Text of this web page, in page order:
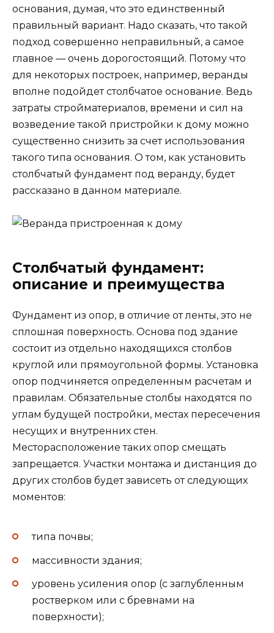
основания, думая, что это единственный
правильный вариант. Надо сказать, что такой
подход совершенно неправильный, а самое
главное — очень дорогостоящий. Потому что
для некоторых построек, например, веранды
вполне подойдет столбчатое основание. Ведь
затраты стройматериалов, времени и сил на
возведение такой пристройки к дому можно
существенно снизить за счет использования
такого типа основания. О том, как установить
столбчатый фундамент под веранду, будет
рассказано в данном материале.
Столбчатый фундамент:
описание и преимущества
Фундамент из опор, в отличие от ленты, это не
сплошная поверхность. Основа под здание
состоит из отдельно находящихся столбов
круглой или прямоугольной формы. Установка
опор подчиняется определенным расчетам и
правилам. Обязательные столбы находятся по
углам будущей постройки, местах пересечения
несущих и внутренних стен.
Месторасположение таких опор смещать
запрещается. Участки монтажа и дистанция до
других столбов будет зависеть от следующих
моментов:
типа почвы;
массивности здания;
уровень усиления опор (с заглубленным
ростверком или с бревнами на
поверхности);